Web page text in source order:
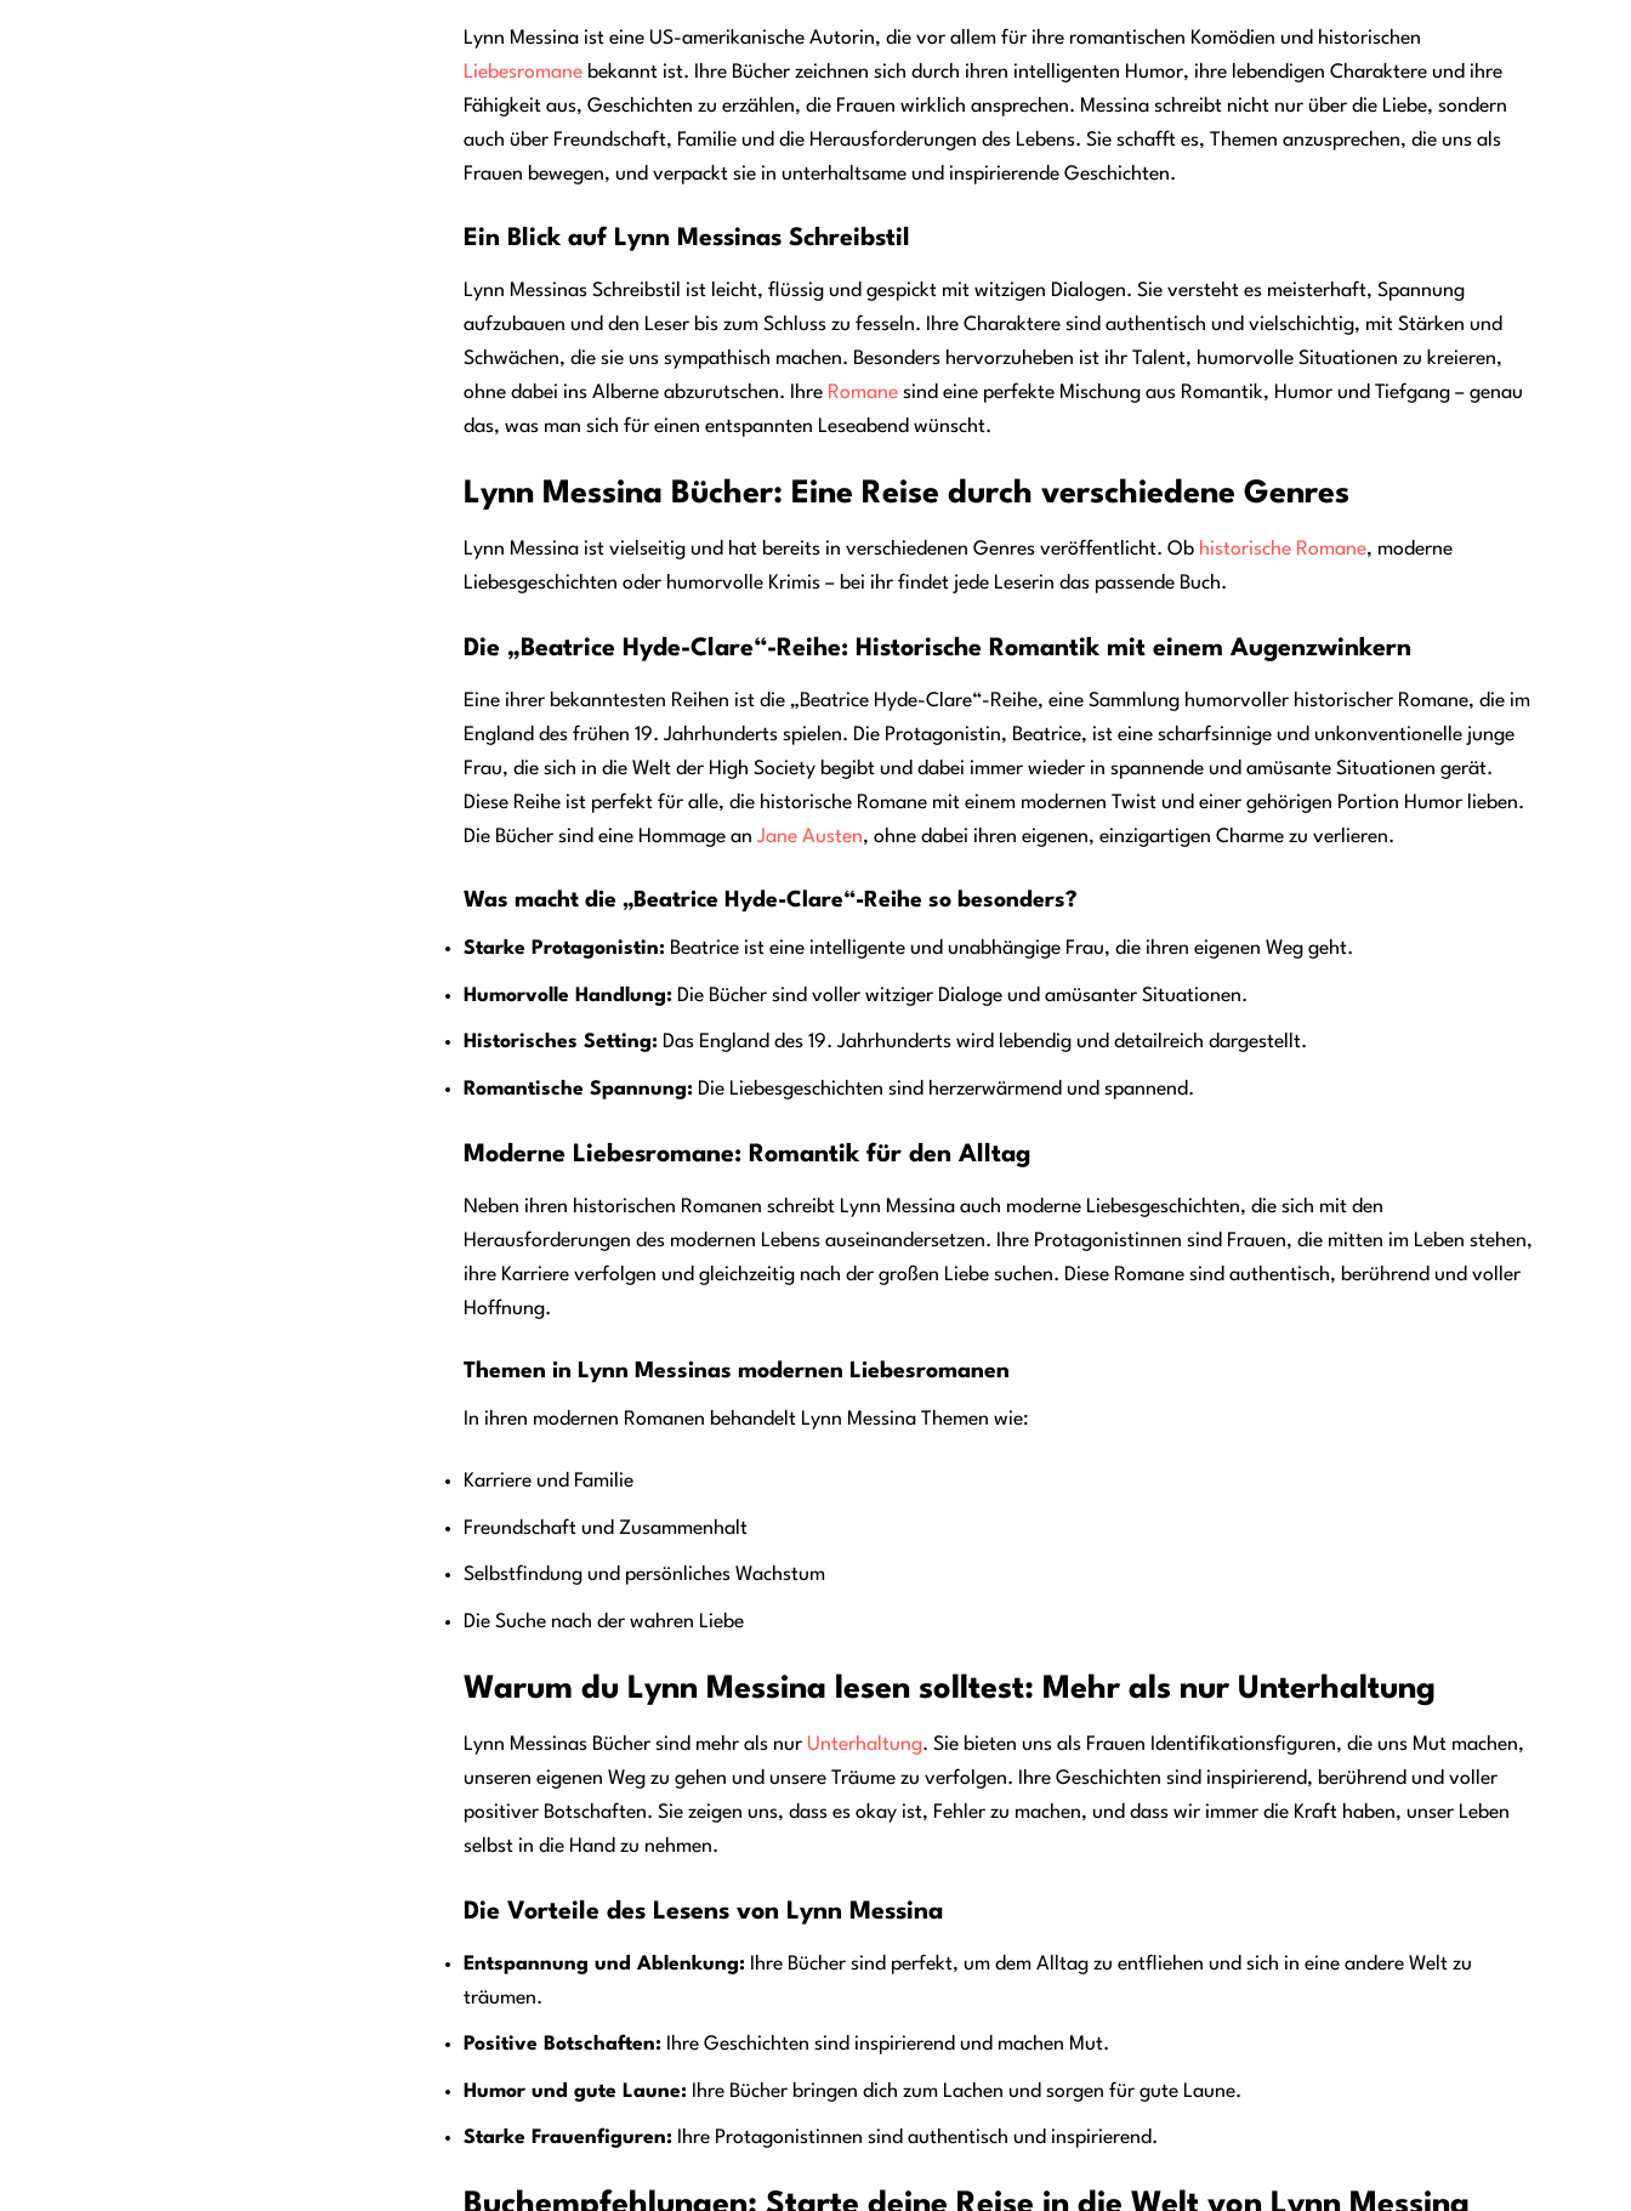
Lynn Messina ist eine US-amerikanische Autorin, die vor allem für ihre romantischen Komödien und historischen
Liebesromane bekannt ist. Ihre Bücher zeichnen sich durch ihren intelligenten Humor, ihre lebendigen Charaktere und ihre
Fähigkeit aus, Geschichten zu erzählen, die Frauen wirklich ansprechen. Messina schreibt nicht nur über die Liebe, sondern
auch über Freundschaft, Familie und die Herausforderungen des Lebens. Sie schafft es, Themen anzusprechen, die uns als
Frauen bewegen, und verpackt sie in unterhaltsame und inspirierende Geschichten.
Ein Blick auf Lynn Messinas Schreibstil
Lynn Messinas Schreibstil ist leicht, flüssig und gespickt mit witzigen Dialogen. Sie versteht es meisterhaft, Spannung
aufzubauen und den Leser bis zum Schluss zu fesseln. Ihre Charaktere sind authentisch und vielschichtig, mit Stärken und
Schwächen, die sie uns sympathisch machen. Besonders hervorzuheben ist ihr Talent, humorvolle Situationen zu kreieren,
ohne dabei ins Alberne abzurutschen. Ihre Romane sind eine perfekte Mischung aus Romantik, Humor und Tiefgang – genau
das, was man sich für einen entspannten Leseabend wünscht.
Lynn Messina Bücher: Eine Reise durch verschiedene Genres
Lynn Messina ist vielseitig und hat bereits in verschiedenen Genres veröffentlicht. Ob historische Romane, moderne
Liebesgeschichten oder humorvolle Krimis – bei ihr findet jede Leserin das passende Buch.
Die „Beatrice Hyde-Clare“-Reihe: Historische Romantik mit einem Augenzwinkern
Eine ihrer bekanntesten Reihen ist die „Beatrice Hyde-Clare“-Reihe, eine Sammlung humorvoller historischer Romane, die im
England des frühen 19. Jahrhunderts spielen. Die Protagonistin, Beatrice, ist eine scharfsinnige und unkonventionelle junge
Frau, die sich in die Welt der High Society begibt und dabei immer wieder in spannende und amüsante Situationen gerät.
Diese Reihe ist perfekt für alle, die historische Romane mit einem modernen Twist und einer gehörigen Portion Humor lieben.
Die Bücher sind eine Hommage an Jane Austen, ohne dabei ihren eigenen, einzigartigen Charme zu verlieren.
Was macht die „Beatrice Hyde-Clare“-Reihe so besonders?
Starke Protagonistin: Beatrice ist eine intelligente und unabhängige Frau, die ihren eigenen Weg geht.
Humorvolle Handlung: Die Bücher sind voller witziger Dialoge und amüsanter Situationen.
Historisches Setting: Das England des 19. Jahrhunderts wird lebendig und detailreich dargestellt.
Romantische Spannung: Die Liebesgeschichten sind herzerwärmend und spannend.
Moderne Liebesromane: Romantik für den Alltag
Neben ihren historischen Romanen schreibt Lynn Messina auch moderne Liebesgeschichten, die sich mit den
Herausforderungen des modernen Lebens auseinandersetzen. Ihre Protagonistinnen sind Frauen, die mitten im Leben stehen,
ihre Karriere verfolgen und gleichzeitig nach der großen Liebe suchen. Diese Romane sind authentisch, berührend und voller
Hoffnung.
Themen in Lynn Messinas modernen Liebesromanen
In ihren modernen Romanen behandelt Lynn Messina Themen wie:
Karriere und Familie
Freundschaft und Zusammenhalt
Selbstfindung und persönliches Wachstum
Die Suche nach der wahren Liebe
Warum du Lynn Messina lesen solltest: Mehr als nur Unterhaltung
Lynn Messinas Bücher sind mehr als nur Unterhaltung. Sie bieten uns als Frauen Identifikationsfiguren, die uns Mut machen,
unseren eigenen Weg zu gehen und unsere Träume zu verfolgen. Ihre Geschichten sind inspirierend, berührend und voller
positiver Botschaften. Sie zeigen uns, dass es okay ist, Fehler zu machen, und dass wir immer die Kraft haben, unser Leben
selbst in die Hand zu nehmen.
Die Vorteile des Lesens von Lynn Messina
Entspannung und Ablenkung: Ihre Bücher sind perfekt, um dem Alltag zu entfliehen und sich in eine andere Welt zu
träumen.
Positive Botschaften: Ihre Geschichten sind inspirierend und machen Mut.
Humor und gute Laune: Ihre Bücher bringen dich zum Lachen und sorgen für gute Laune.
Starke Frauenfiguren: Ihre Protagonistinnen sind authentisch und inspirierend.